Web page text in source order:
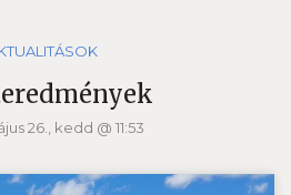
26., kedd @ 11:53